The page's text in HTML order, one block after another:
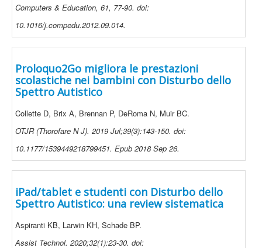
Computers & Education, 61, 77-90. doi:
10.1016/j.compedu.2012.09.014.
Proloquo2Go migliora le prestazioni
scolastiche nei bambini con Disturbo dello
Spettro Autistico
Collette D, Brix A, Brennan P, DeRoma N, Muir BC.
OTJR (Thorofare N J). 2019 Jul;39(3):143-150. doi:
10.1177/1539449218799451. Epub 2018 Sep 26.
iPad/tablet e studenti con Disturbo dello
Spettro Autistico: una review sistematica
Aspiranti KB, Larwin KH, Schade BP.
Assist Technol. 2020;32(1):23-30. doi: